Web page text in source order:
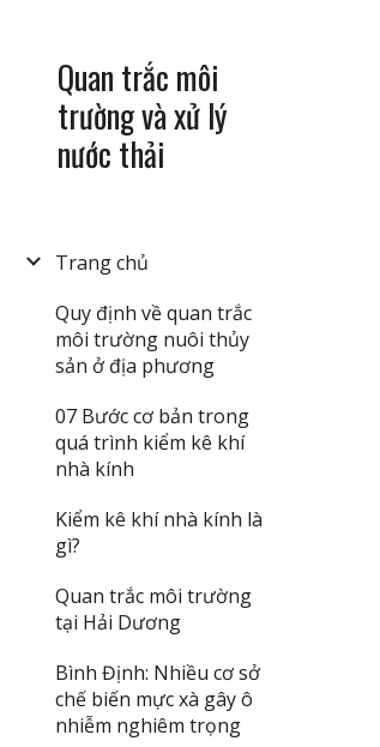
Quan trắc môi
trường và xử lý
nước thải
Trang chủ
Quy định về quan trắc
môi trường nuôi thủy
sản ở địa phương
07 Bước cơ bản trong
quá trình kiểm kê khí
nhà kính
Kiểm kê khí nhà kính là
gì?
Quan trắc môi trường
tại Hải Dương
Bình Định: Nhiều cơ sở
chế biến mực xà gây ô
nhiễm nghiêm trọng